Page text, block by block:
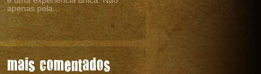
apenas pela...
mais comentados